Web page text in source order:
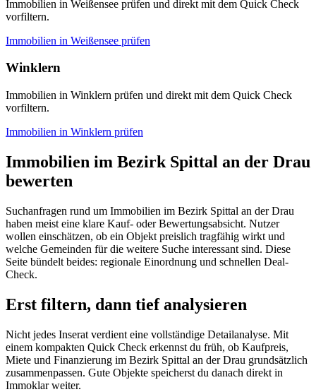
Immobilien in Weißensee prüfen und direkt mit dem Quick Check
vorfiltern.
Immobilien in Weißensee prüfen
Winklern
Immobilien in Winklern prüfen und direkt mit dem Quick Check
vorfiltern.
Immobilien in Winklern prüfen
Immobilien im Bezirk Spittal an der Drau
bewerten
Suchanfragen rund um Immobilien im Bezirk Spittal an der Drau
haben meist eine klare Kauf- oder Bewertungsabsicht. Nutzer
wollen einschätzen, ob ein Objekt preislich tragfähig wirkt und
welche Gemeinden für die weitere Suche interessant sind. Diese
Seite bündelt beides: regionale Einordnung und schnellen Deal-
Check.
Erst filtern, dann tief analysieren
Nicht jedes Inserat verdient eine vollständige Detailanalyse. Mit
einem kompakten Quick Check erkennst du früh, ob Kaufpreis,
Miete und Finanzierung im Bezirk Spittal an der Drau grundsätzlich
zusammenpassen. Gute Objekte speicherst du danach direkt in
Immoklar weiter.